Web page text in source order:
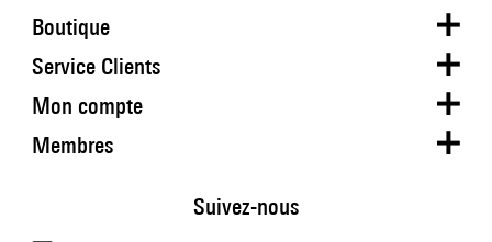
Boutique
Service Clients
Mon compte
Membres
Suivez-nous